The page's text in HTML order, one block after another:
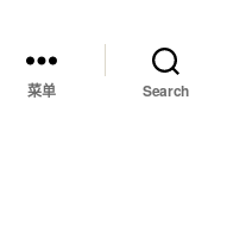
菜单 Search